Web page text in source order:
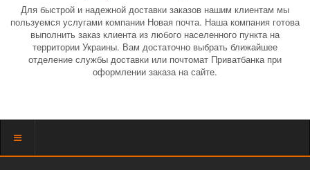
Для быстрой и надежной доставки заказов нашим клиентам мы
пользуемся услугами компании Новая почта. Наша компания готова
выполнить заказ клиента из любого населенного пункта на
территории Украины. Вам достаточно выбрать ближайшее
отделение службы доставки или почтомат Приватбанка при
оформлении заказа на сайте.
Показать